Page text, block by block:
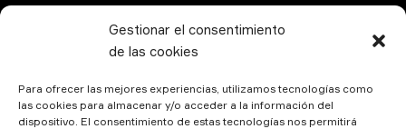
Gestionar el consentimiento
de las cookies
Para ofrecer las mejores experiencias, utilizamos tecnologías como
las cookies para almacenar y/o acceder a la información del
dispositivo. El consentimiento de estas tecnologías nos permitirá